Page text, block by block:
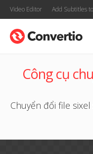
Video Editor Add Subtitles
Công cụ
Chuyển đổi file